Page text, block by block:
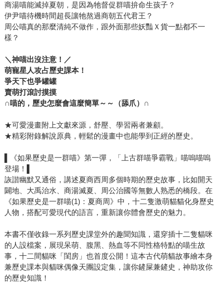
商湯喵能滅掉夏朝，是因為牠督促群喵拚命生孩子？
伊尹喵待機時間超長讓牠熬過商朝五代君王？
周公喵真的那麼清純不做作，跟外面那些妖豔Ｘ貨一點都不一
樣？
＼神喵出沒注意！／
萌寵星人攻占歷史課本！
爭天下也爭罐罐
賣萌打滾討摸摸
∩喵的，歷史怎麼會這麼簡單～～（舔爪） ∩
★可愛漫畫附上文獻來源，舒壓、學習兩者兼顧。
★精彩附錄解說原典，輕鬆的漫畫中也能學到正經的歷史。
▌《如果歷史是一群喵》第一彈，「上古群喵爭霸戰」喵嗚喵嗚
登場！▌
詼諧幽默又通俗，講述夏商西周多個時期的歷史故事，比如開天
闢地、大禹治水、商湯滅夏、周公治國等無數人熟悉的橋段。在
《如果歷史是一群喵(1)：夏商周》中，十二隻激萌貓貓化身歷史
人物，搭配可愛現代的語言，重新讓你體會歷史的魅力。
本書不僅收錄一系列歷史課堂外的趣聞知識，還穿插十二隻貓咪
的人設檔案，展現呆萌、腹黑、熱血等不同性格特點的喵生故
事，十二間貓咪「閨房」也首度公開！這本古代萌貓故事繪本身
兼歷史課本與貓咪偶像天團設定集，讓你鏟屎兼鏟史，神助攻你
的歷史知識！